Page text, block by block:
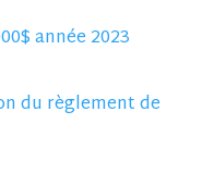
année 2023
du règlement de